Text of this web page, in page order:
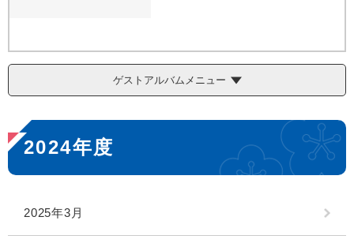
ゲストアルバムメニュー
本
文
2024年度
2025年3月